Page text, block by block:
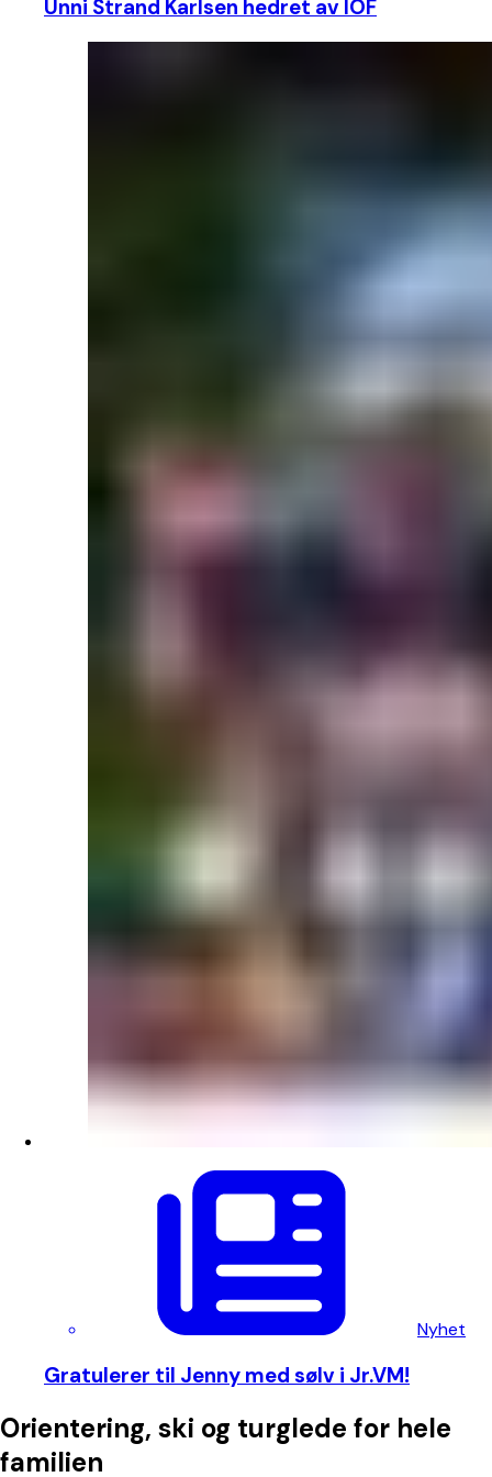
Unni Strand Karlsen hedret av IOF
Nyhet
Gratulerer til Jenny med sølv i Jr.VM!
Orientering, ski og turglede for hele
familien